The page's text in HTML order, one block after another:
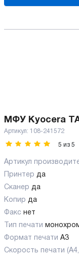
МФУ Kyocera
Артикул: 108-241572
5 из 5
Артикул
Принтер да
Сканер да
Копир да
Факс нет
Тип печати
Формат печати A3
Скорость печати